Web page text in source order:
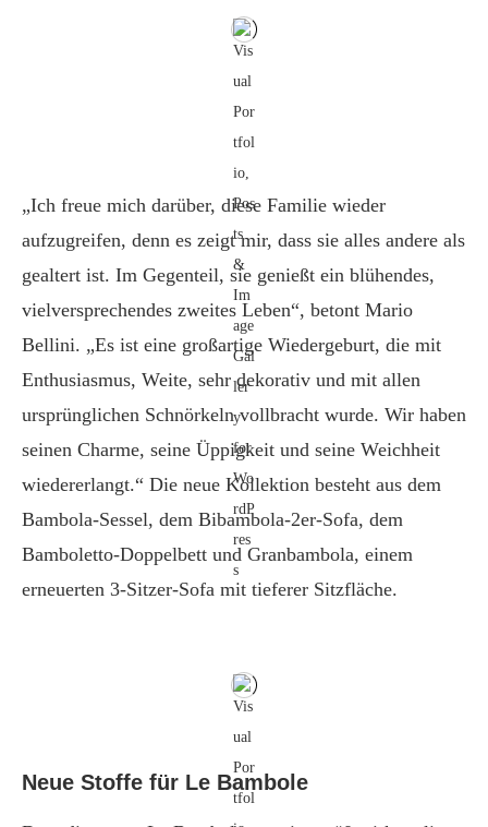
„Ich freue mich darüber, diese Familie wieder
aufzugreifen, denn es zeigt mir, dass sie alles andere als
gealtert ist. Im Gegenteil, sie genießt ein blühendes,
vielversprechendes zweites Leben“, betont Mario
Bellini. „Es ist eine großartige Wiedergeburt, die mit
Enthusiasmus, Weite, sehr dekorativ und mit allen
ursprünglichen Schnörkeln vollbracht wurde. Wir haben
seinen Charme, seine Üppigkeit und seine Weichheit
wiedererlangt.“ Die neue Kollektion besteht aus dem
Bambola-Sessel, dem Bibambola-2er-Sofa, dem
Bamboletto-Doppelbett und Granbambola, einem
erneuerten 3-Sitzer-Sofa mit tieferer Sitzfläche.
Neue Stoffe für Le Bambole